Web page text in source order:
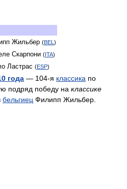
Жильбер (BEL )
Скарпони (ITA)
Ластрас (ESP)
года — 104-я классика по
подряд победу на классике
бельгиец Филипп Жильбер.